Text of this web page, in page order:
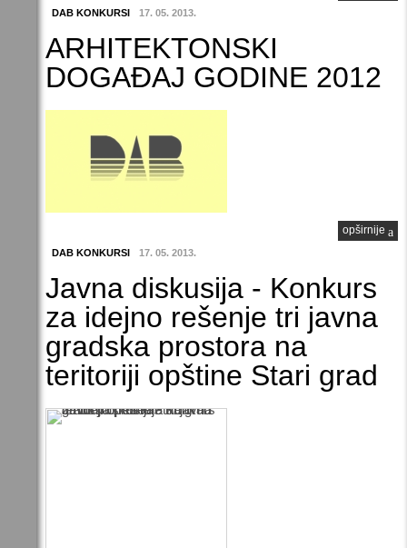
DAB KONKURSI 17. 05. 2013.
ARHITEKTONSKI
DOGAĐAJ GODINE 2012
opširnije
DAB KONKURSI 17. 05. 2013.
Javna diskusija - Konkurs
za idejno rešenje tri javna
gradska prostora na
teritoriji opštine Stari grad